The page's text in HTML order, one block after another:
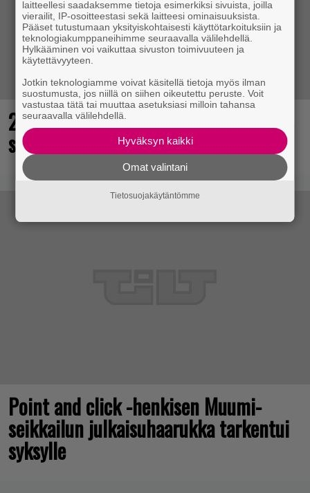
25 kaikkien aikojen parasta
supersankaripeliä listattu
Point and click -henkisen Muumi-
seikkailun julkaisuhaarukka tarkentui
syksylle
laitteellesi saadaksemme tietoja esimerkiksi sivuista, joilla
vierailit, IP-osoitteestasi sekä laitteesi ominaisuuksista.
Pääset tutustumaan yksityiskohtaisesti käyttötarkoituksiin ja
teknologiakumppaneihimme seuraavalla välilehdellä.
Hylkääminen voi vaikuttaa sivuston toimivuuteen ja
käytettävyyteen.
Jotkin teknologiamme voivat käsitellä tietoja myös ilman
suostumusta, jos niillä on siihen oikeutettu peruste. Voit
vastustaa tätä tai muuttaa asetuksiasi milloin tahansa
seuraavalla välilehdellä.
Hyväksyn kaikki
Omat valintani
Tietosuojakäytäntömme